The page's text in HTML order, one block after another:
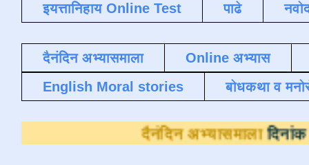
इयत्तानिहाय Online Test पाढे
दैनंदिन अभ्यासमाला
Online अभ्यास
English Moral stories
बोधकथा व
दैनंदिन